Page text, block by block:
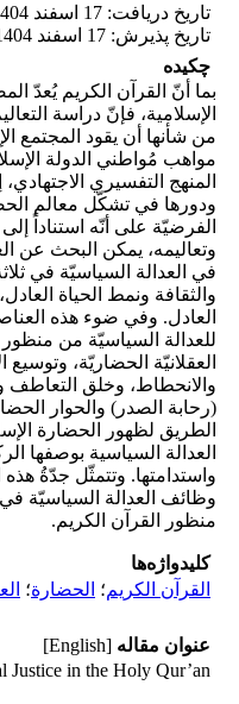
تاریخ دریافت: 17 اسفند 1404
تاریخ پذیرش: 17 اسفند 1404
چکیده
بما أنّ القرآن الكريم يُعدّ
الإسلامية، فإنّ دراسة
من شأنها أن يقود المجتمع
مواهب مُواطني الدولة
المنهج التفسيري
ودورها في تشكّل معالم
الفرضيّة على أنّه استناداً
وتعاليمه، يمكن البحث عن
في العدالة السياسيّة في
والثقافة ونمط الحياة
العادل. وفي ضوء هذه
للعدالة السياسيّة من
العقلانيّة الحضاريّة، وتوسيع
والانحطاط، وخلق التعاطف
(رحابة الصدر) والحوار
الطريق لظهور الحضارة
العدالة السياسية بوصفها
واستدامتها. وتتمثّل جدّةُ
وظائف العدالة السياسيّة
منظور القرآن الكريم.
کلیدواژه‌ها
القرآن الكريم؛ الحضارة؛
عنوان مقاله [English]
in the Holy Qur’an